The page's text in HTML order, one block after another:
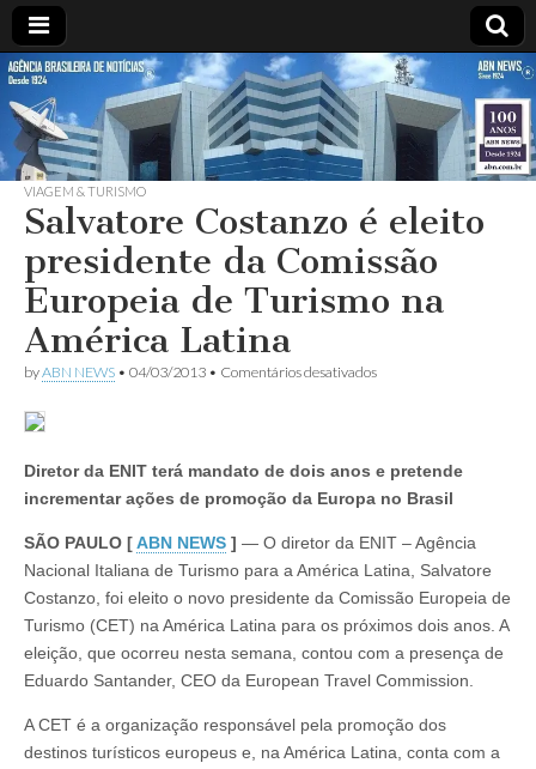
ABN
AGÊNCIA
BRASILEIRA
DE
NOTÍCIAS
DESDE
1924
VIAGEM & TURISMO
Salvatore Costanzo é eleito
presidente da Comissão
Europeia de Turismo na
América Latina
byABN NEWS • 04/03/2013 • Comentários desativadosem
presidente
Comissão
de
Turismo
na
América
Latina
Diretor da ENIT terá mandato de dois anos e pretende
incrementar ações de promoção da Europa no Brasil
SÃO PAULO [ABN NEWS ] — O diretor da ENIT – Agência
Nacional Italiana de Turismo para a América Latina, Salvatore
Costanzo, foi eleito o novo presidente da Comissão Europeia de
Turismo (CET) na América Latina para os próximos dois anos. A
eleição, que ocorreu nesta semana, contou com a presença de
Eduardo Santander, CEO da European Travel Commission.
A CET é a organização responsável pela promoção dos
destinos turísticos europeus e, na América Latina, conta com a